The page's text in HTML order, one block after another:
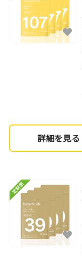
詳細を見る